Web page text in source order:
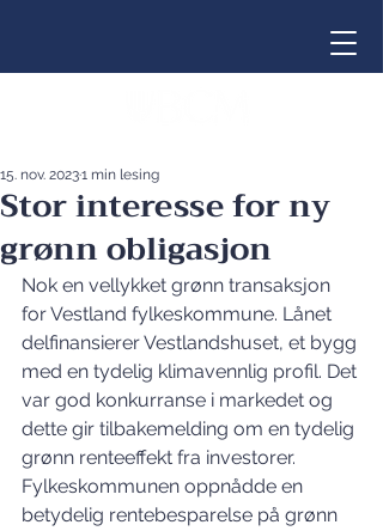
Stor interesse for ny
grønn obligasjon
15. nov. 20231 min lesing
Nok en vellykket grønn transaksjon
for Vestland fylkeskommune. Lånet
delfinansierer Vestlandshuset, et bygg
med en tydelig klimavennlig profil. Det
var god konkurranse i markedet og
dette gir tilbakemelding om en tydelig
grønn renteeffekt fra investorer.
Fylkeskommunen oppnådde en
betydelig rentebesparelse på grønn